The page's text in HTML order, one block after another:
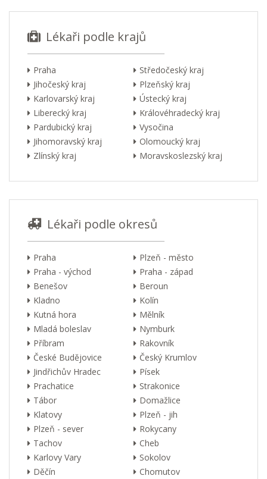
Lékaři podle krajů
Praha
Středočeský kraj
Jihočeský kraj
Plzeňský kraj
Karlovarský kraj
Ústecký kraj
Liberecký kraj
Královéhradecký kraj
Pardubický kraj
Vysočina
Jihomoravský kraj
Olomoucký kraj
Zlínský kraj
Moravskoslezský kraj
Lékaři podle okresů
Praha
Plzeň - město
Praha - východ
Praha - západ
Benešov
Beroun
Kladno
Kolín
Kutná hora
Mělník
Mladá boleslav
Nymburk
Příbram
Rakovník
České Budějovice
Český Krumlov
Jindřichův Hradec
Písek
Prachatice
Strakonice
Tábor
Domažlice
Klatovy
Plzeň - jih
Plzeň - sever
Rokycany
Tachov
Cheb
Karlovy Vary
Sokolov
Děčín
Chomutov